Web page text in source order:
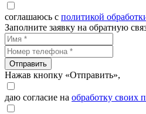
соглашаюсь с политикой
Заполните заявку на обратную
Отправить
Нажав кнопку «Отправить»,
даю согласие на обработку своих